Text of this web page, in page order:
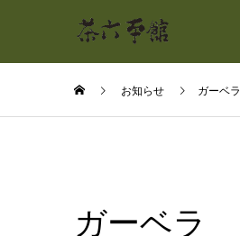
お知らせ ガーベラ
ガーベラ